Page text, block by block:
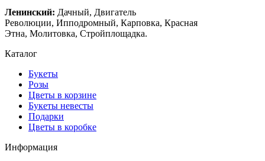
Ленинский: Дачный, Двигатель
Революции, Ипподромный, Карповка, Красная
Этна, Молитовка, Стройплощадка.
Каталог
Букеты
Розы
Цветы в корзине
Букеты невесты
Подарки
Цветы в коробке
Информация